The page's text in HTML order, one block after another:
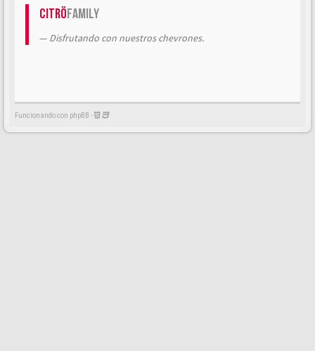
CitröFamily
Disfrutando con nuestros chevrones.
Funcionando con phpBB -